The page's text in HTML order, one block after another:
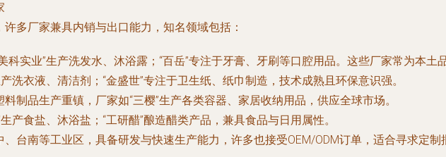
多厂家兼具内销与出口能力，知名领域包括：
科实业”生产洗发水、沐浴露；“百岳”专注于牙膏、牙刷等口腔用品。这些厂家常为本土
洗衣液、清洁剂；“金盛世”专注于卫生纸、纸巾制造，技术成熟且环保意识强。
制品生产重镇，厂家如“三樱”生产各类容器、家居收纳用品，供应全球市场。
产食盐、沐浴盐；“工研醋”酿造醋类产品，兼具食品与日用属性。
台南等工业区，具备研发与快速生产能力，许多也接受OEM/ODM订单，适合寻求定制